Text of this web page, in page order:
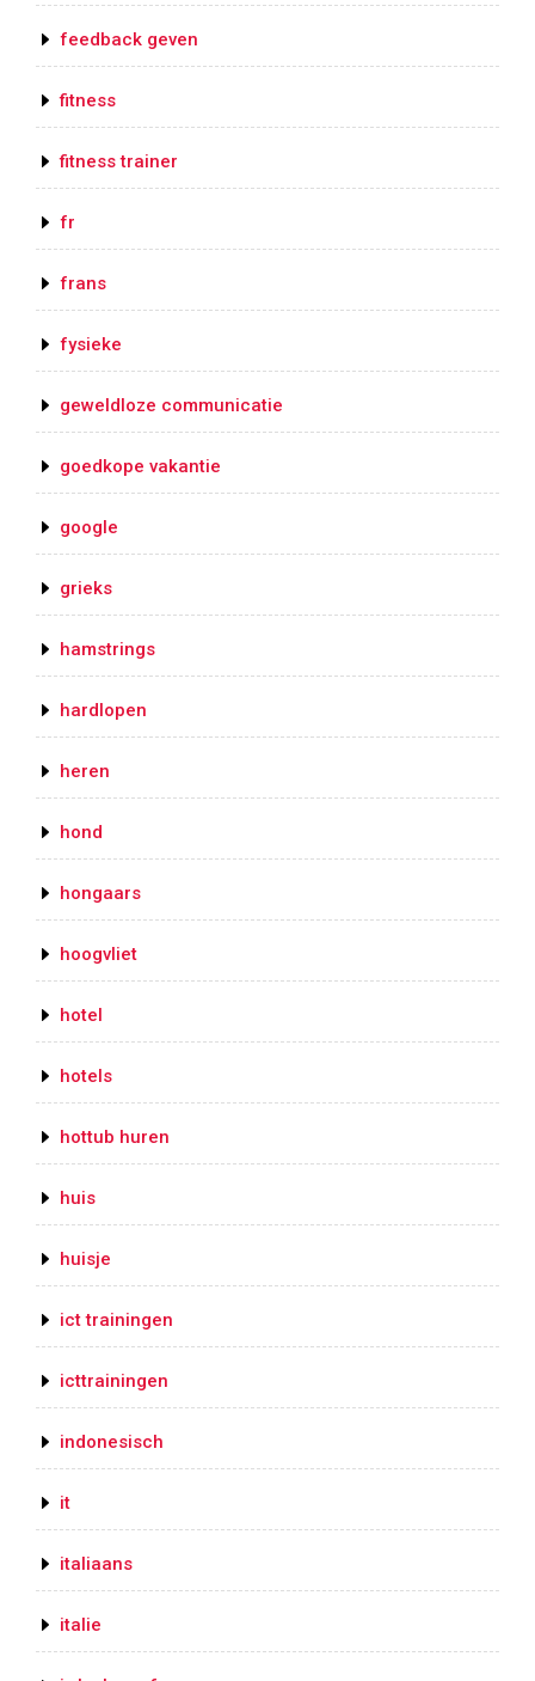
feedback geven
fitness
fitness trainer
fr
frans
fysieke
geweldloze communicatie
goedkope vakantie
google
grieks
hamstrings
hardlopen
heren
hond
hongaars
hoogvliet
hotel
hotels
hottub huren
huis
huisje
ict trainingen
icttrainingen
indonesisch
it
italiaans
italie